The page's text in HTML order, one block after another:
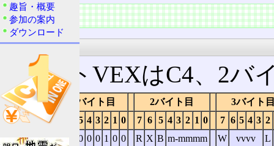
符号化
オペコード
3バイトVEXはC4、2バ
1バイト目 2バイト目
3バイト
5 4 3 2 1 0 7 6 5 4 3 2 1 0 7 6 5 4 3 2
3バイトVEX 1 0 0 0 1 0 0 R X B m-mmmm W vvvv
L
趣旨・概要
参加の案内
ダウンロード